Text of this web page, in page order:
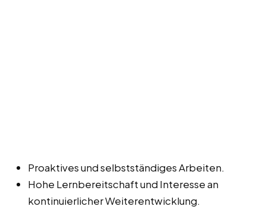
Proaktives und selbstständiges Arbeiten.
Hohe Lernbereitschaft und Interesse an
kontinuierlicher Weiterentwicklung.